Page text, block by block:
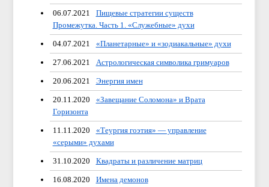
06.07.2021
Пищевые стратегии существ
Промежутка. Часть 1. «Служебные» духи
04.07.2021 «Планетарные» и «зодиакальные» духи
27.06.2021 Астрологическая символика гримуаров
20.06.2021 Энергия имен
20.11.2020
«Завещание Соломона» и Врата
Горизонта
11.11.2020
«Теургия гоэтия» — управление
«серыми» духами
31.10.2020 Квадраты и различение матриц
16.08.2020 Имена демонов